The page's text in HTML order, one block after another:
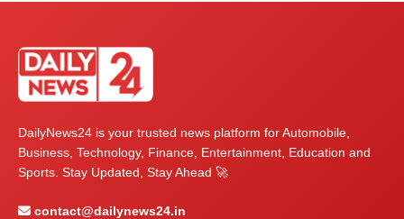
DailyNews24 is your trusted news platform for Automobile,
Business, Technology, Finance, Entertainment, Education and
Sports. Stay Updated, Stay Ahead 🚀
contact@dailynews24.in